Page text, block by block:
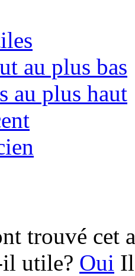
au plus bas
au plus haut
trouvé cet
utile? Oui